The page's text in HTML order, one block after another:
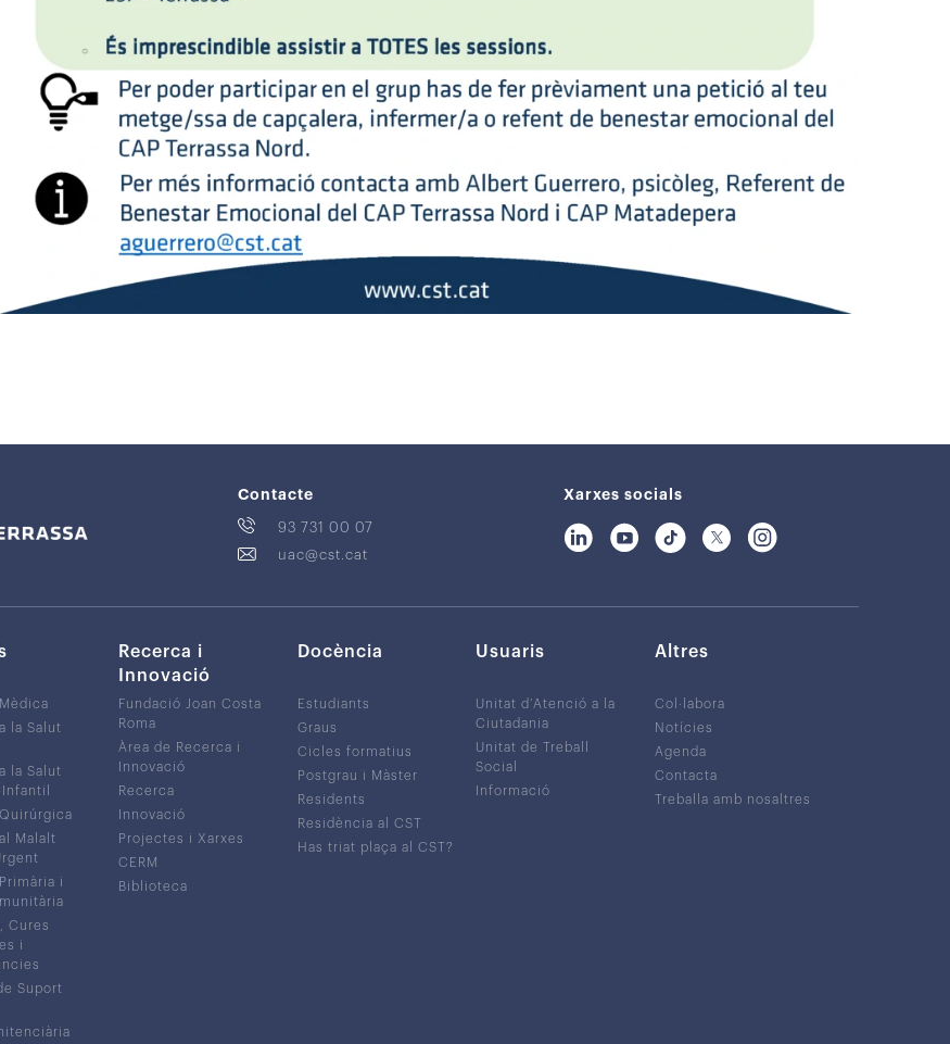
Contacte
93 731 00 07
uac@cst.cat
Xarxes socials
la Salut
la Salut
Malalt
i
Cures
i
Suport
Recerca i
Innovació
Fundació Joan Costa
Roma
Àrea de Recerca i
Innovació
Recerca
Innovació
Projectes i Xarxes
CERM
Biblioteca
Docència
Estudiants
Graus
Cicles formatius
Postgrau i Màster
Residents
Residència al CST
Has triat plaça al CST?
Usuaris
Unitat d’Atenció a la
Ciutadania
Unitat de Treball
Social
Informació
Altres
Col·labora
Notícies
Agenda
Contacta
Treballa amb nosaltres